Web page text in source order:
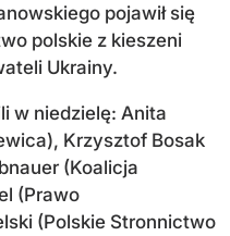
pojawił się
polskie z kieszeni
Ukrainy.
w niedzielę: Anita
Krzysztof Bosak
(Koalicja
(Prawo
(Polskie Stronnictwo